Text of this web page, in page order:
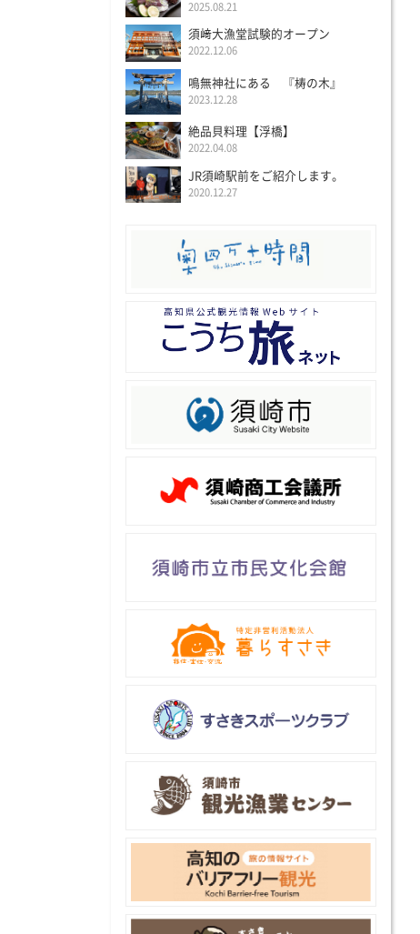
2025.08.21
須﨑大漁堂試験的オープン
2022.12.06
鳴無神社にある 『梼の木』
2023.12.28
絶品貝料理【浮橋】
2022.04.08
JR須崎駅前をご紹介します。
2020.12.27